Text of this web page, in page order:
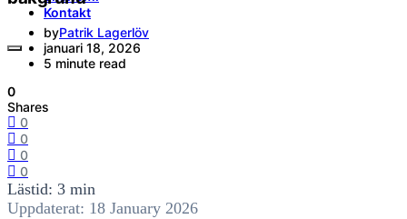
Kontakt
byPatrik Lagerlöv
januari 18, 2026
5 minute read
0
Shares
0
0
0
0
Lästid: 3 min
Uppdaterat: 18 January 2026